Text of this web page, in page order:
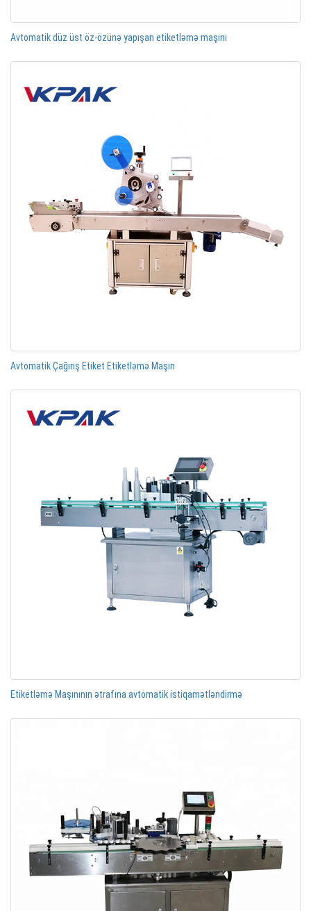
Avtomatik düz üst öz-özünə yapışan etiketləmə maşını
Avtomatik Çağırış Etiket Etiketləmə Maşın
Etiketləmə Maşınının ətrafına avtomatik istiqamətləndirmə